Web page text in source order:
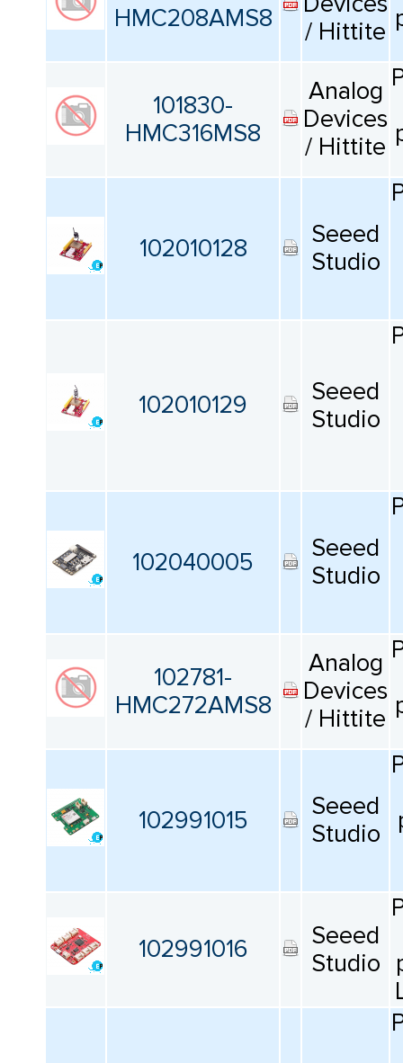
ПРОИЗВОДИТЕЛЕЙ
Тип
Средство предназначено для
оценки
Рабочее напряжение питания
Квалификация
Все
HMC208AMS8
/ Hittite
101830-
HMC316MS8
Analog
Devices
/ Hittite
102010128
Seeed
Studio
102010129
Seeed
Studio
102040005
Seeed
Studio
102781-
HMC272AMS8
Analog
Devices
/ Hittite
102991015
Seeed
Studio
102991016
Seeed
Studio